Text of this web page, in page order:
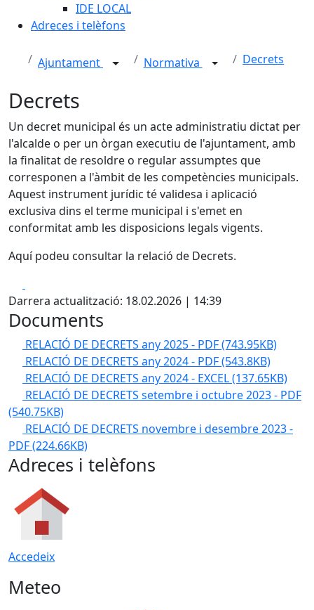
IDE LOCAL
Adreces i telèfons
Ajuntament Normativa Decrets
Decrets
Un decret municipal és un acte administratiu dictat per
l'alcalde o per un òrgan executiu de l'ajuntament, amb
la finalitat de resoldre o regular assumptes que
corresponen a l'àmbit de les competències municipals.
Aquest instrument jurídic té validesa i aplicació
exclusiva dins el terme municipal i s'emet en
conformitat amb les disposicions legals vigents.
Aquí podeu consultar la relació de Decrets.
Darrera actualització: 18.02.2026 | 14:39
Documents
RELACIÓ DE DECRETS any 2025 - PDF(743.95KB)
RELACIÓ DE DECRETS any 2024 - PDF(543.8KB)
RELACIÓ DE DECRETS any 2024 - EXCEL(137.65KB)
RELACIÓ DE DECRETS setembre i octubre 2023 - PDF
(540.75KB)
RELACIÓ DE DECRETS novembre i desembre 2023 -
PDF(224.66KB)
Adreces i telèfons
Accedeix
Meteo